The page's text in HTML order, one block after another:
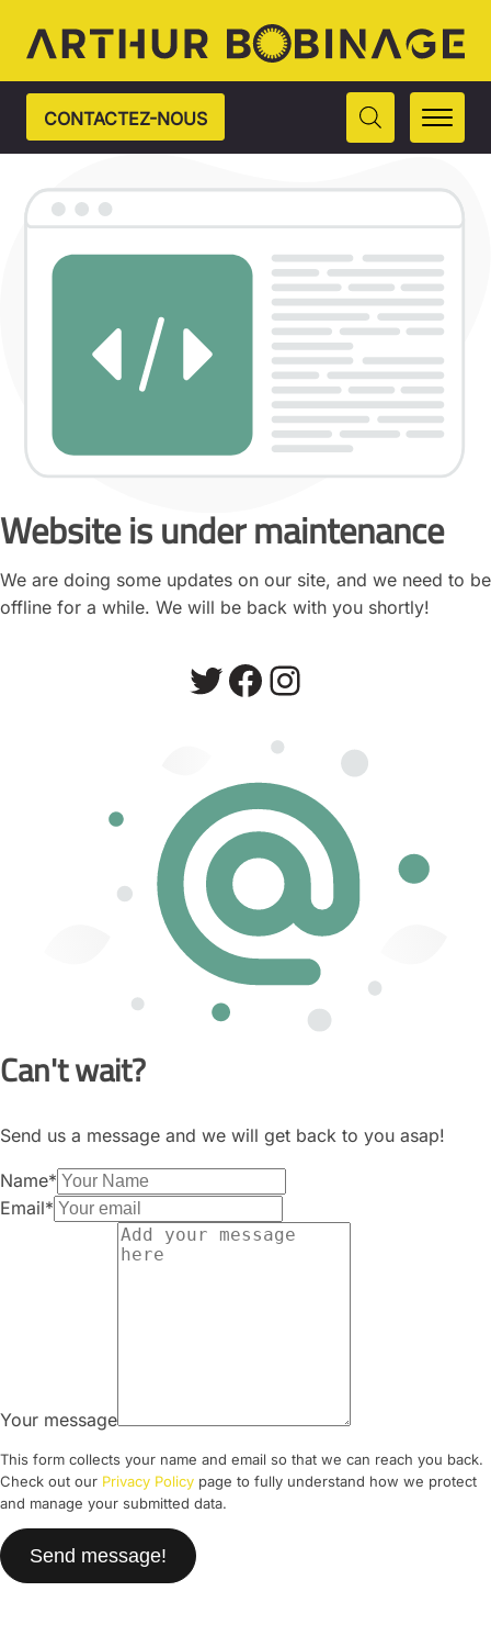
CONTACTEZ-NOUS
Website is under maintenance
We are doing some updates on our site, and we need to be
offline for a while. We will be back with you shortly!
Twitter
Facebook
Instagram
Can't wait?
Send us a message and we will get back to you asap!
Name*
Email*
Your message
This form collects your name and email so that we can reach you back.
Check out our Privacy Policy page to fully understand how we protect
and manage your submitted data.
Send message!